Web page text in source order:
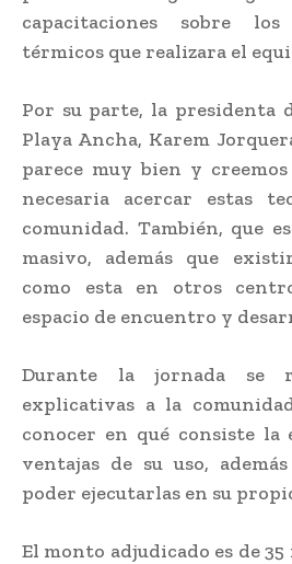
capacitaciones sobre
térmicos que realizara el
Por su parte, la presidenta
Playa Ancha, Karem
parece muy bien y
necesaria acercar estas
comunidad. También, que
masivo, además que
como esta en otros
espacio de encuentro y
Durante la jornada se
explicativas a la
conocer en qué consiste
ventajas de su uso,
poder ejecutarlas en su
El monto adjudicado es de